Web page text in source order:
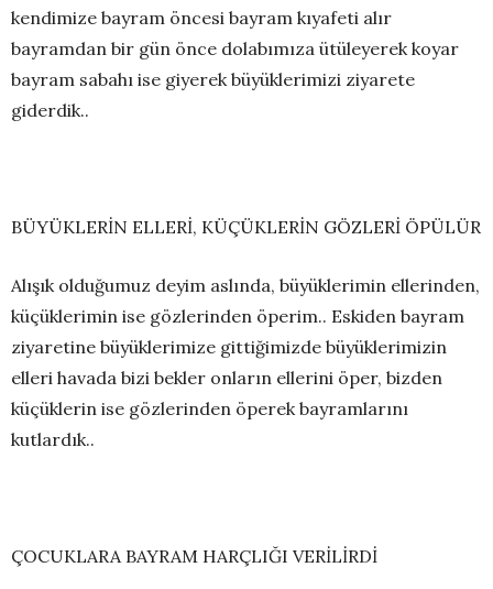
kendimize bayram öncesi bayram kıyafeti alır
bayramdan bir gün önce dolabımıza ütüleyerek koyar
bayram sabahı ise giyerek büyüklerimizi ziyarete
giderdik..
BÜYÜKLERİN ELLERİ, KÜÇÜKLERİN GÖZLERİ ÖPÜLÜR
Alışık olduğumuz deyim aslında, büyüklerimin ellerinden,
küçüklerimin ise gözlerinden öperim.. Eskiden bayram
ziyaretine büyüklerimize gittiğimizde büyüklerimizin
elleri havada bizi bekler onların ellerini öper, bizden
küçüklerin ise gözlerinden öperek bayramlarını
kutlardık..
ÇOCUKLARA BAYRAM HARÇLIĞI VERİLİRDİ